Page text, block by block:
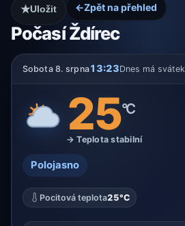
←Zpět na přehled
Počasí Ždírec
★Uložit
Sobota 8. srpna13:23Dnes má svátek
25°C
→ Teplota stabilní
Polojasno
Pocitová teplota25°C